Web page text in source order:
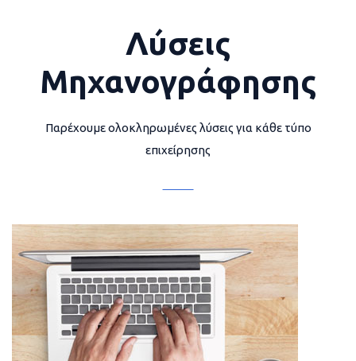
Λύσεις
Μηχανογράφησης
Παρέχουμε ολοκληρωμένες λύσεις για κάθε τύπο
επιχείρησης